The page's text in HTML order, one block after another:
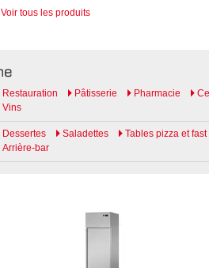
Voir tous les produits
Restauration Pâtisserie Pharmacie
Vins
Dessertes Saladettes
Tables pizza et fast
Arrière-bar